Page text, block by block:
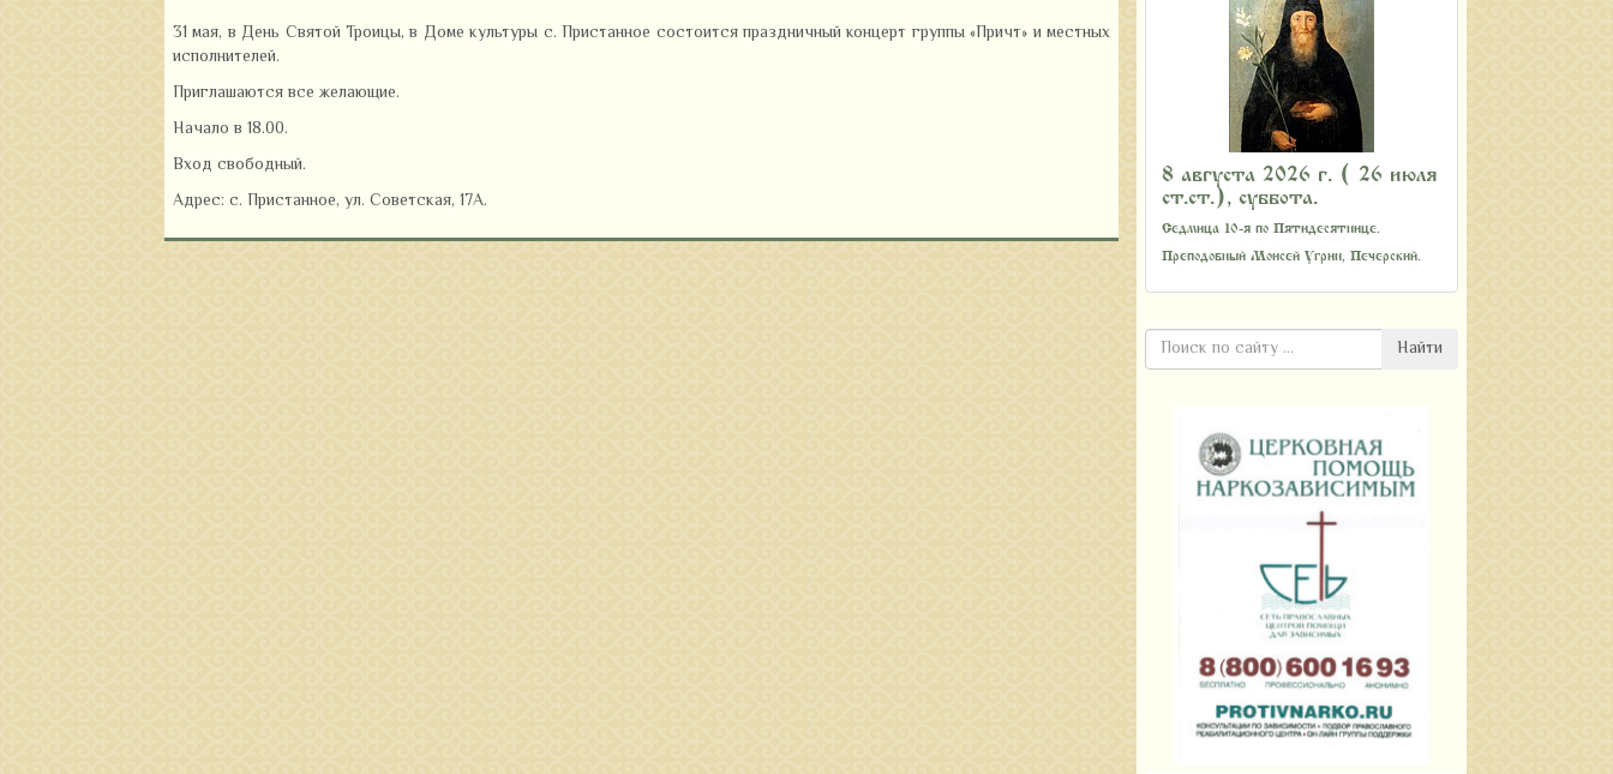
31 мая, в День Святой Троицы, в Доме культуры с. Пристанное состоится праздничный концерт группы «Причт» и местных
исполнителей.
Приглашаются все желающие.
Начало в 18.00.
Вход свободный.
Адрес: с. Пристанное, ул. Советская, 17А.
8 августа 2026 г. ( 26 июля
ст.ст.), суббота.
Седмица 10-я по Пятидесятнице.
Преподобный Моисей Угрин, Печерский.
Найти